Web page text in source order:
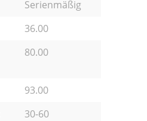
Serienmäßig
36.00
80.00
93.00
30-60